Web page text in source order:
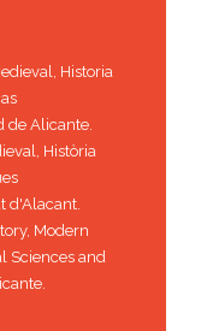
Historia
de Alicante.
Història
d'Alacant.
Modern
Sciences and